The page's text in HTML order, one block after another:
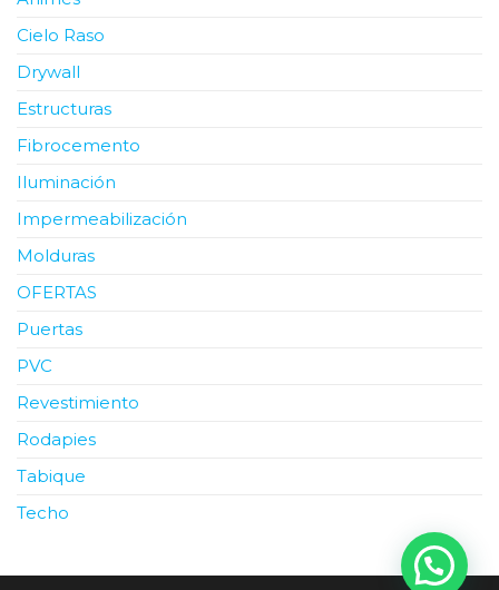
Cielo Raso
Drywall
Estructuras
Fibrocemento
Iluminación
Impermeabilización
Molduras
OFERTAS
Puertas
PVC
Revestimiento
Rodapies
Tabique
Techo